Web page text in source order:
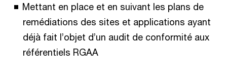
Mettant en place et en suivant les plans de
remédiations des sites et applications ayant
déjà fait l’objet d’un audit de conformité aux
référentiels RGAA